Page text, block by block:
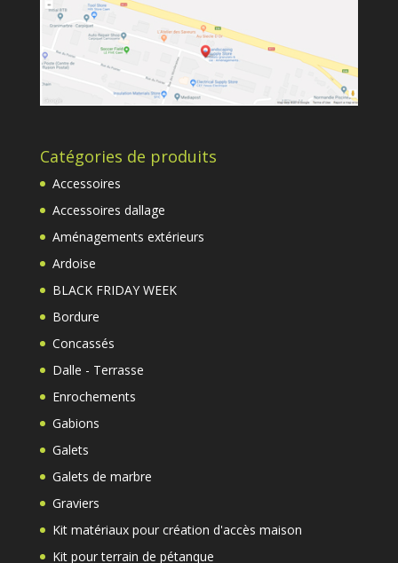
Catégories de produits
Accessoires
Accessoires dallage
Aménagements extérieurs
Ardoise
BLACK FRIDAY WEEK
Bordure
Concassés
Dalle - Terrasse
Enrochements
Gabions
Galets
Galets de marbre
Graviers
Kit matériaux pour création d'accès maison
Kit pour terrain de pétanque